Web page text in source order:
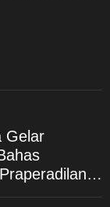
Gelar